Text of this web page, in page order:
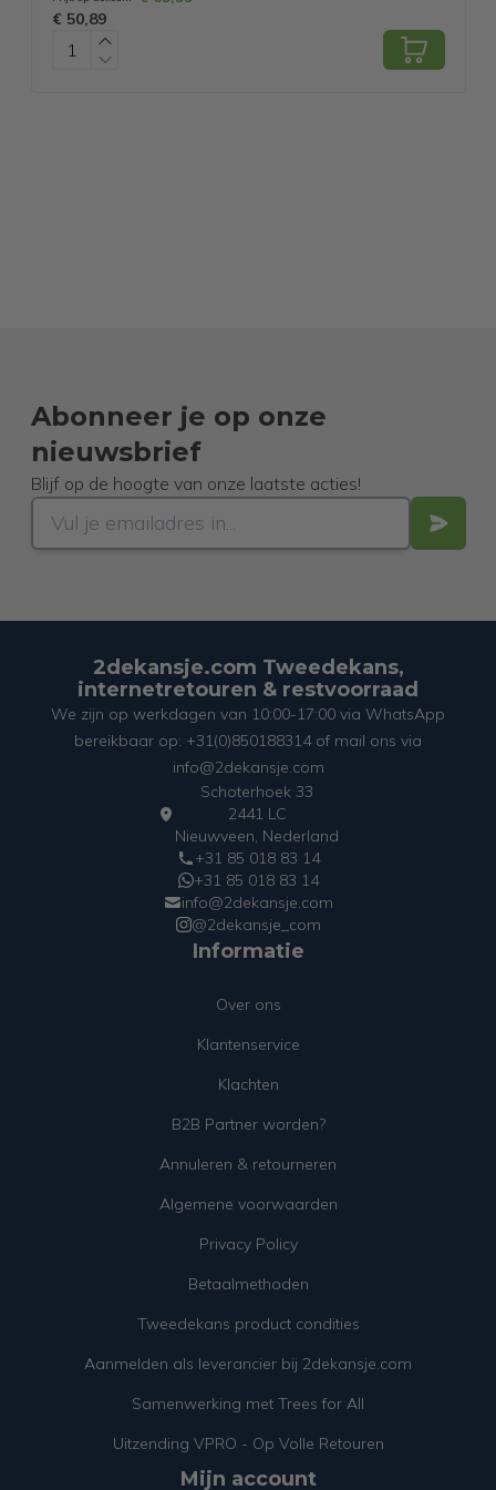
- Vouwstoel - Zwart
€ 50,89
Abonneer je op onze
nieuwsbrief
Blijf op de hoogte van onze laatste acties!
2dekansje.com Tweedekans,
internetretouren & restvoorraad
We zijn op werkdagen van 10:00-17:00 via WhatsApp
bereikbaar op: +31(0)850188314 of mail ons via
info@2dekansje.com
Schoterhoek 33
2441 LC
Nieuwveen, Nederland
+31 85 018 83 14
+31 85 018 83 14
info@2dekansje.com
@2dekansje_com
Informatie
Over ons
Klantenservice
Klachten
B2B Partner worden?
Annuleren & retourneren
Algemene voorwaarden
Privacy Policy
Betaalmethoden
Tweedekans product condities
Aanmelden als leverancier bij 2dekansje.com
Samenwerking met Trees for All
Uitzending VPRO - Op Volle Retouren
Mijn account